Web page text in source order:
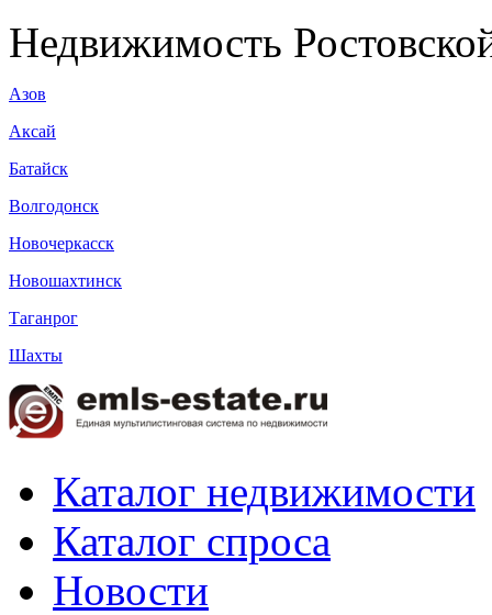
Недвижимость
Азов
Аксай
Батайск
Волгодонск
Новочеркасск
Новошахтинск
Таганрог
Шахты
Каталог недвижимости
Каталог спроса
Новости